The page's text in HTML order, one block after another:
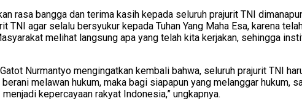
rasa bangga dan terima kasih kepada seluruh prajurit TNI
TNI agar selalu bersyukur kepada Tuhan Yang Maha Esa, karena
melihat langsung apa yang telah kita kerjakan, sehingga
Nurmantyo mengingatkan kembali bahwa, seluruh prajurit TNI
melawan hukum, maka bagi siapapun yang melanggar hukum,
kepercayaan rakyat Indonesia,” ungkapnya.